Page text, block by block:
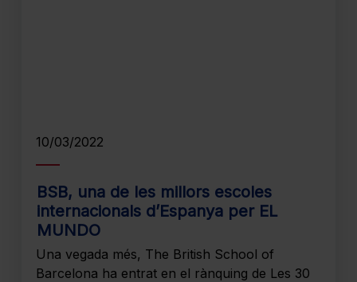
10/03/2022
BSB, una de les millors escoles
internacionals d’Espanya per EL
MUNDO
Una vegada més, The British School of
Barcelona ha entrat en el rànquing de Les 30